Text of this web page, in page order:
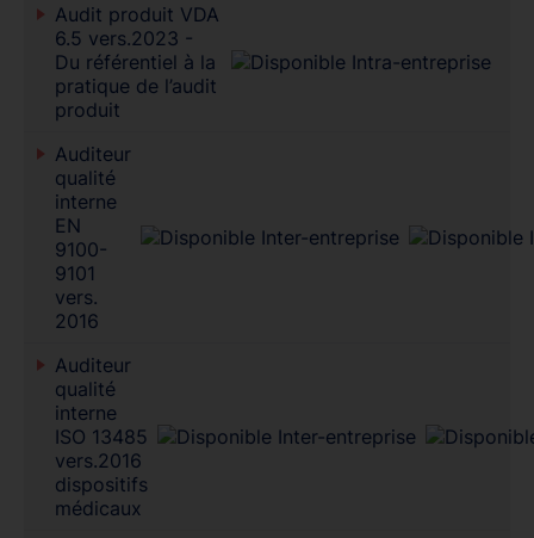
Audit produit VDA
6.5 vers.2023 -
Du référentiel à la
pratique de l’audit
produit
Auditeur
qualité
interne
EN
9100-
9101
vers.
2016
Auditeur
qualité
interne
ISO 13485
vers.2016
dispositifs
médicaux